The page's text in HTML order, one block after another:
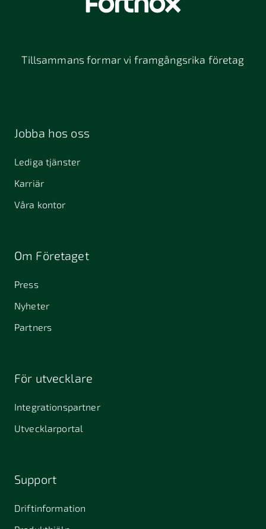
Tillsammans formar vi framgångsrika företag
Jobba hos oss
Lediga tjänster
Karriär
Våra kontor
Om Företaget
Press
Nyheter
Partners
För utvecklare
Integrationspartner
Utvecklarportal
Support
Driftinformation